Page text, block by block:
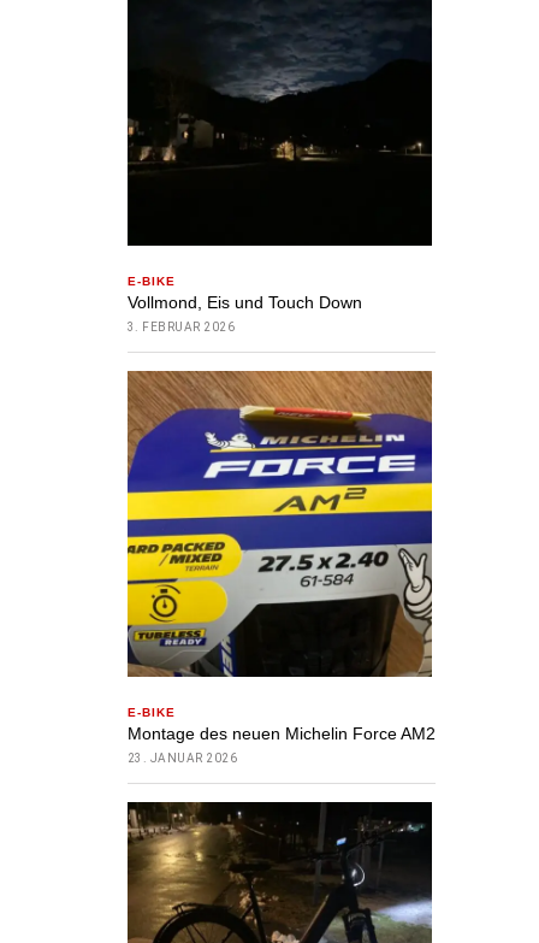
E-BIKE
Vollmond, Eis und Touch Down
3. FEBRUAR 2026
E-BIKE
Montage des neuen Michelin Force AM2
23. JANUAR 2026